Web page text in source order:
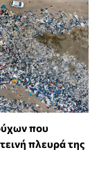
που
πλευρά της